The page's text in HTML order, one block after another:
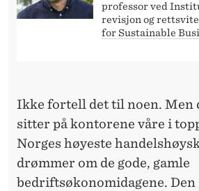
professor ved
revisjon og
for Sustainable
Ikke fortell det til noen. Men
sitter på kontorene våre i
Norges høyeste
drømmer om de gode, gamle
bedriftsøkonomidagene. Den